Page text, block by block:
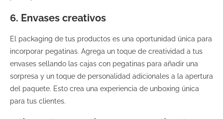
6. Envases creativos
El packaging de tus productos es una oportunidad única para
incorporar pegatinas. Agrega un toque de creatividad a tus
envases sellando las cajas con pegatinas para añadir una
sorpresa y un toque de personalidad adicionales a la apertura
del paquete. Esto crea una experiencia de unboxing única
para tus clientes.